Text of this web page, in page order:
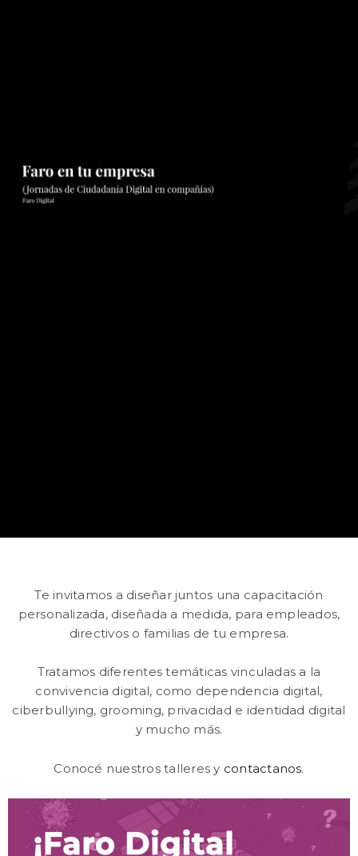
Te invitamos a diseñar juntos una capacitación
personalizada, diseñada a medida, para empleados,
directivos o familias de tu empresa.
Tratamos diferentes temáticas vinculadas a la
convivencia digital, como dependencia digital,
ciberbullying, grooming, privacidad e identidad digital
y mucho más.
Conocé nuestros talleres y contactanos.